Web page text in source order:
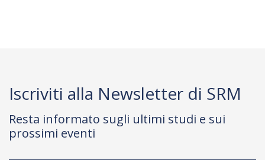
Iscriviti alla Newsletter di SRM
Resta informato sugli ultimi studi e sui
prossimi eventi